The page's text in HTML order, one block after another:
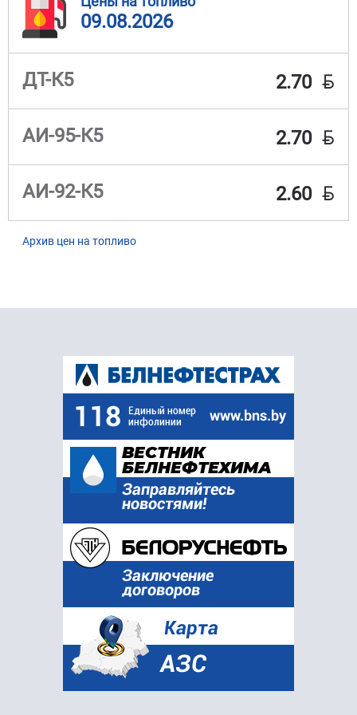
09.08.2026
ДТ-К5 2.70 BYN
АИ-95-К5 2.70 BYN
АИ-92-К5 2.60 BYN
Архив цен на топливо